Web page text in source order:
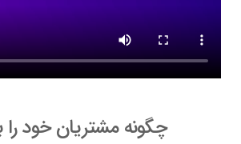
چگونه مشتریان خود را